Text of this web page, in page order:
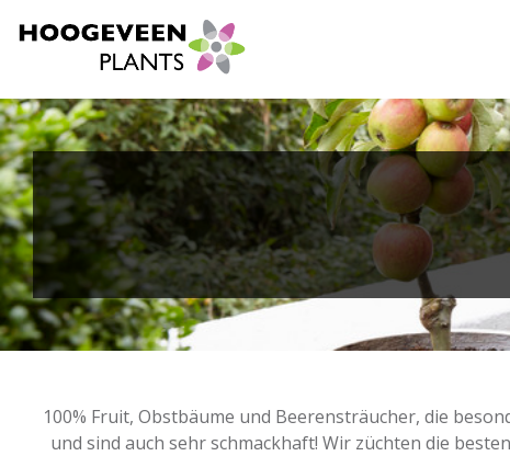
100% Fruit, Obstbäume und Beerensträucher, die
und sind auch sehr schmackhaft! Wir züchten die